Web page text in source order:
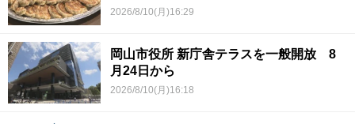
2026/8/10(月)16:29
岡山市役所 新庁舎テラスを一般開放 8
月24日から
2026/8/10(月)16:18